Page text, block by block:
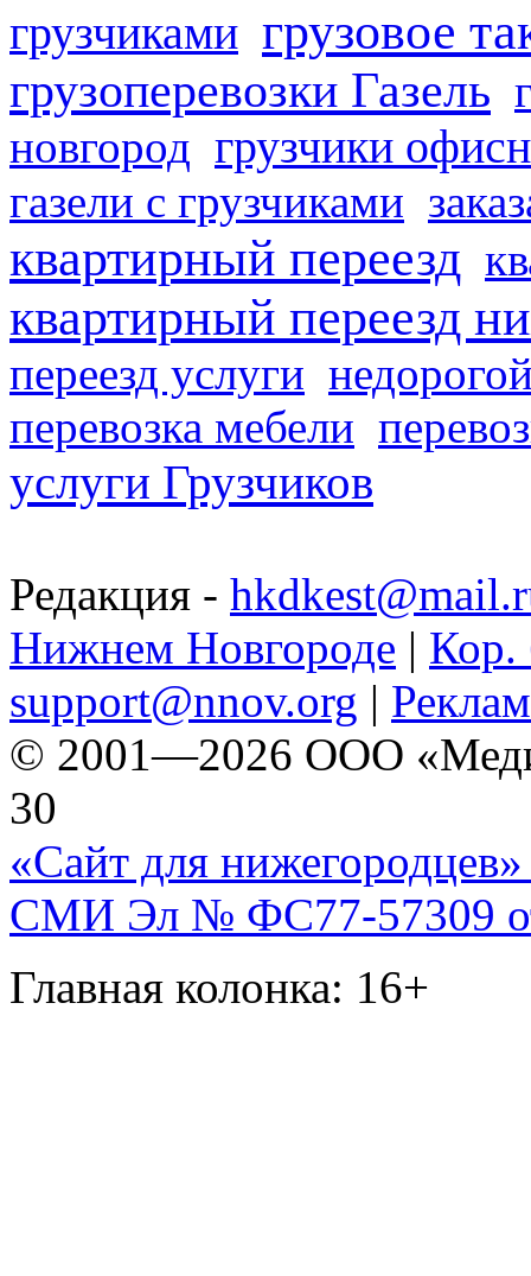
грузчиками грузовое
грузоперевозки Газель
новгород грузчики
газели с грузчиками
квартирный переезд
квартирный переезд
переезд услуги
перевозка мебели
услуги Грузчиков
Редакция -
Нижнем Новгороде | Кор.
support@nnov.org |
© 2001—2026 ООО
30
«Сайт для нижегородцев»
СМИ Эл № ФС77-57309
Главная колонка: 16+